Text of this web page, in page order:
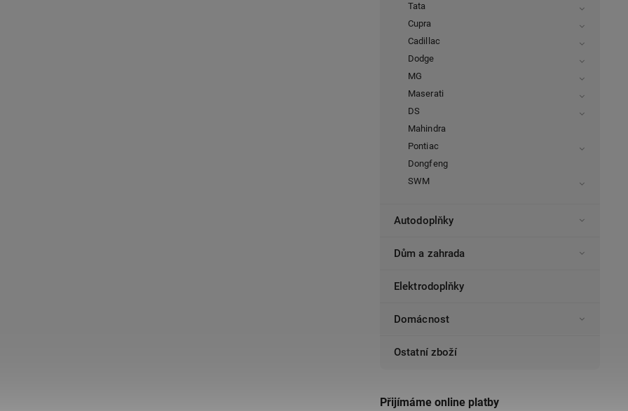
Tata
Cupra
Cadillac
Dodge
MG
Maserati
DS
Mahindra
Pontiac
Dongfeng
SWM
Autodoplňky
Dům a zahrada
Elektrodoplňky
Domácnost
Ostatní zboží
Přijímáme online platby